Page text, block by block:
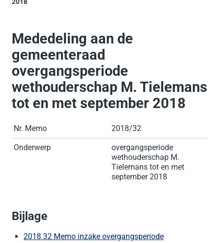
Mededeling aan de
gemeenteraad
overgangsperiode
wethouderschap M. Tielemans
tot en met september 2018
Nr. Memo 2018/32
Onderwerp
overgangsperiode
wethouderschap M.
Tielemans tot en met
september 2018
Bijlage
2018 32 Memo inzake overgangsperiode